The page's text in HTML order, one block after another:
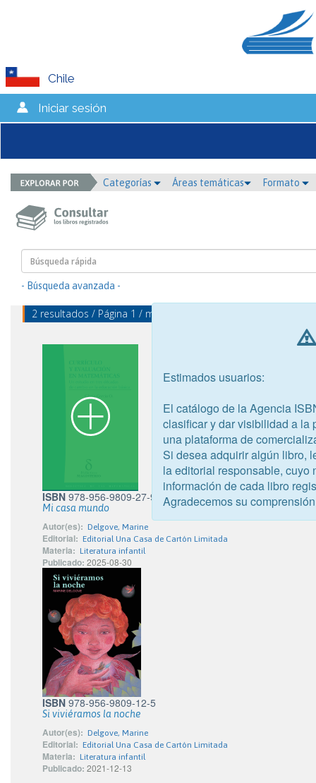
Chile
Iniciar sesión
Categorías Áreas temáticas Formato
- Búsqueda avanzada -
2 resultados / Página 1 / mostrando 1 - 2
ISBN 978-956-9809-27-9
Mi casa mundo
Autor(es): Delgove, Marine
Editorial: Editorial Una Casa de Cartón Limitada
Materia: Literatura infantil
Publicado: 2025-08-30
ISBN 978-956-9809-12-5
Si viviéramos la noche
Autor(es): Delgove, Marine
Editorial: Editorial Una Casa de Cartón Limitada
Materia: Literatura infantil
Publicado: 2021-12-13
Estimados usuarios:
El catálogo de la Agencia
clasificar y dar visibilidad a la
una plataforma de
Si desea adquirir algún libro,
la editorial responsable, cuyo
información de cada libro
Agradecemos su